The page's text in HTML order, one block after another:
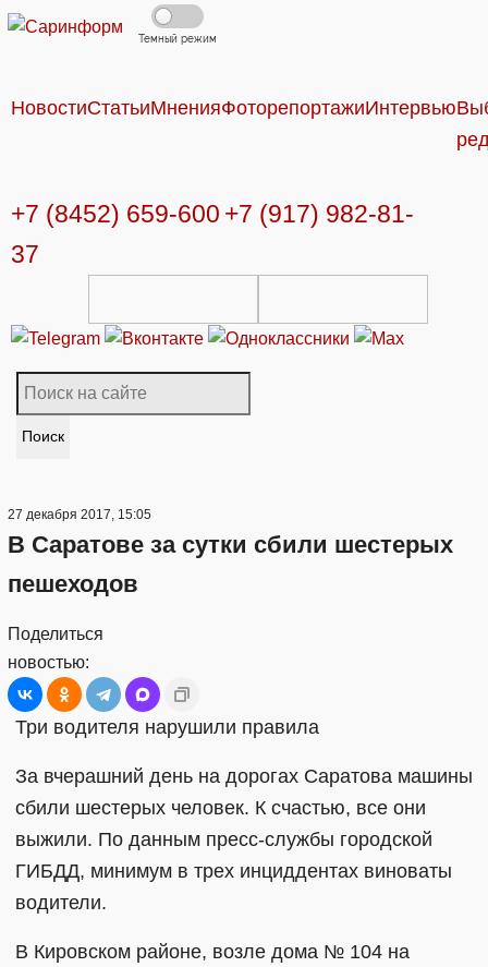
Темный режим
НовостиСтатьиМненияФоторепортажиИнтервью
+7 (8452) 659-600 +7 (917) 982-81-
37
Поиск
27 декабря 2017, 15:05
В Саратове за сутки сбили шестерых
пешеходов
Поделиться
новостью:
Три водителя нарушили правила
За вчерашний день на дорогах Саратова машины
сбили шестерых человек. К счастью, все они
выжили. По данным пресс-службы городской
ГИБДД, минимум в трех инциддентах виноваты
водители.
В Кировском районе, возле дома № 104 на